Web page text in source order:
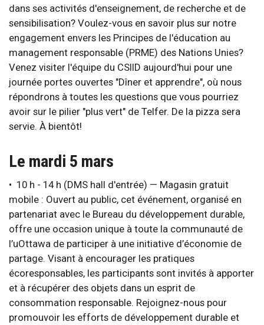
dans ses activités d'enseignement, de recherche et de
sensibilisation? Voulez-vous en savoir plus sur notre
engagement envers les Principes de l'éducation au
management responsable (PRME) des Nations Unies?
Venez visiter l'équipe du CSIID aujourd'hui pour une
journée portes ouvertes "Dîner et apprendre", où nous
répondrons à toutes les questions que vous pourriez
avoir sur le pilier "plus vert" de Telfer. De la pizza sera
servie. À bientôt!
Le mardi 5 mars
• 10 h - 14 h (DMS hall d'entrée) — Magasin gratuit
mobile : Ouvert au public, cet événement, organisé en
partenariat avec le Bureau du développement durable,
offre une occasion unique à toute la communauté de
l’uOttawa de participer à une initiative d’économie de
partage. Visant à encourager les pratiques
écoresponsables, les participants sont invités à apporter
et à récupérer des objets dans un esprit de
consommation responsable. Rejoignez-nous pour
promouvoir les efforts de développement durable et